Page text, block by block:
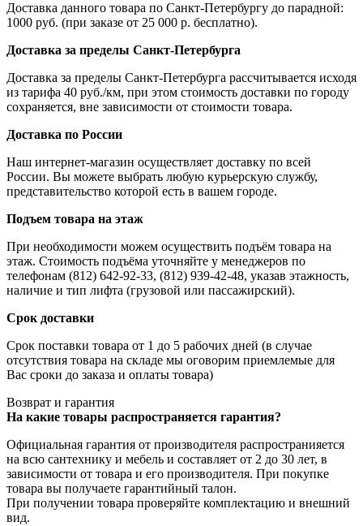
Доставка данного товара по Санкт-Петербургу до парадной:
1000 руб. (при заказе от 25 000 р. бесплатно).
Доставка за пределы Санкт-Петербурга
Доставка за пределы Санкт-Петербурга рассчитывается исходя
из тарифа 40 руб./км, при этом стоимость доставки по городу
сохраняется, вне зависимости от стоимости товара.
Доставка по России
Наш интернет-магазин осуществляет доставку по всей
России. Вы можете выбрать любую курьерскую службу,
представительство которой есть в вашем городе.
Подъем товара на этаж
При необходимости можем осуществить подъём товара на
этаж. Стоимость подъёма уточняйте у менеджеров по
телефонам (812) 642-92-33, (812) 939-42-48, указав этажность,
наличие и тип лифта (грузовой или пассажирский).
Срок доставки
Срок поставки товара от 1 до 5 рабочих дней (в случае
отсутствия товара на складе мы оговорим приемлемые для
Вас сроки до заказа и оплаты товара)
Возврат и гарантия
На какие товары распространяется гарантия?
Официальная гарантия от производителя распространияется
на всю сантехнику и мебель и составляет от 2 до 30 лет, в
зависимости от товара и его производителя. При покупке
товара вы получаете гарантийный талон.
При получении товара проверяйте комплектацию и внешний
вид.